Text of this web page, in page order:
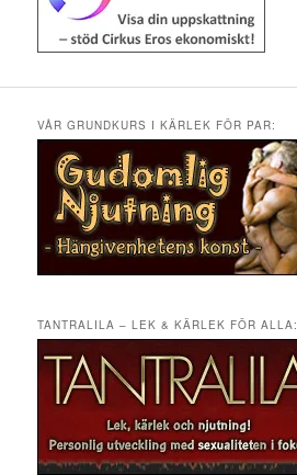
VÅR GRUNDKURS I KÄRLEK FÖR PAR:
TANTRALILA – LEK & KÄRLEK FÖR ALLA: